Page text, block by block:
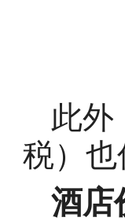
此外
税）也
酒店